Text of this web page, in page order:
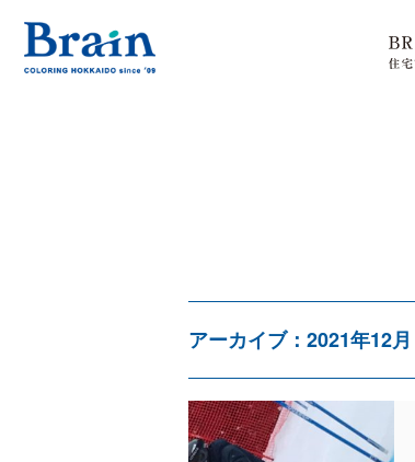
アーカイブ：2021年12月